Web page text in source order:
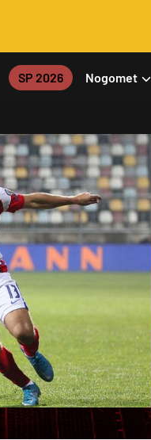
SP 2026 Nogomet